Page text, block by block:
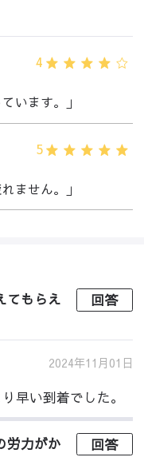
4
います。」
5
ません。」
てもらえ
回答
2024年11月01日
早い到着でした。
労力がか
回答